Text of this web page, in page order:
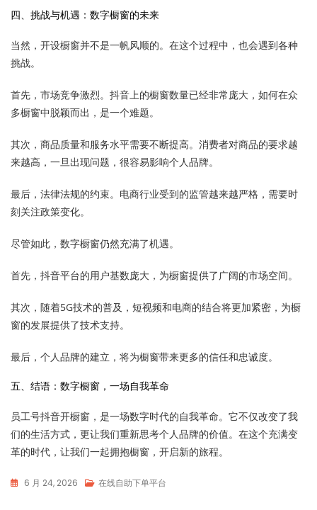
四、挑战与机遇：数字橱窗的未来
当然，开设橱窗并不是一帆风顺的。在这个过程中，也会遇到各种
挑战。
首先，市场竞争激烈。抖音上的橱窗数量已经非常庞大，如何在众
多橱窗中脱颖而出，是一个难题。
其次，商品质量和服务水平需要不断提高。消费者对商品的要求越
来越高，一旦出现问题，很容易影响个人品牌。
最后，法律法规的约束。电商行业受到的监管越来越严格，需要时
刻关注政策变化。
尽管如此，数字橱窗仍然充满了机遇。
首先，抖音平台的用户基数庞大，为橱窗提供了广阔的市场空间。
其次，随着5G技术的普及，短视频和电商的结合将更加紧密，为橱
窗的发展提供了技术支持。
最后，个人品牌的建立，将为橱窗带来更多的信任和忠诚度。
五、结语：数字橱窗，一场自我革命
员工号抖音开橱窗，是一场数字时代的自我革命。它不仅改变了我
们的生活方式，更让我们重新思考个人品牌的价值。在这个充满变
革的时代，让我们一起拥抱橱窗，开启新的旅程。
6 月 24, 2026 在线自助下单平台